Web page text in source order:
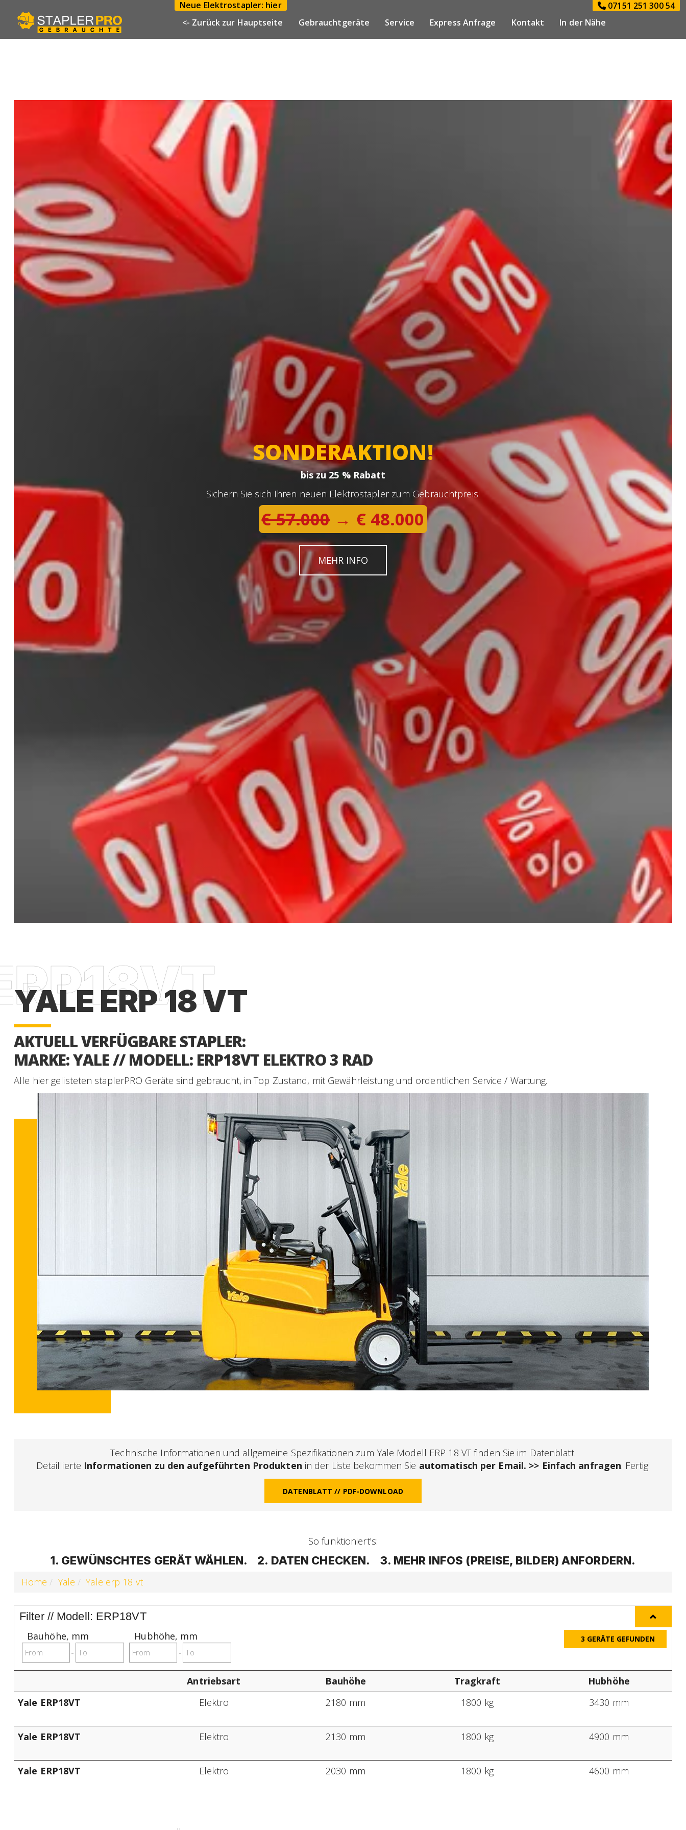
Neue Elektrostapler: hier
07151 251 300 54
<- Zurück zur Hauptseite
Gebrauchtgeräte Service Express Anfrage Kontakt In der Nähe
SONDERAKTION!
bis zu 25 % Rabatt
Sichern Sie sich Ihren neuen Elektrostapler zum Gebrauchtpreis!
€ 57.000→ € 48.000
MEHR INFO
YALE ERP 18 VT
AKTUELL VERFÜGBARE STAPLER:
MARKE: YALE // MODELL: ERP18VT ELEKTRO 3 RAD
Alle hier gelisteten staplerPRO Geräte sind gebraucht, in Top Zustand, mit Gewährleistung und ordentlichen Service / Wartung.
Technische Informationen und allgemeine Spezifikationen zum Yale Modell ERP 18 VT finden Sie im Datenblatt.
Detaillierte Informationen zu den aufgeführten Produkten in der Liste bekommen Sie automatisch per Email. >> Einfach anfragen. Fertig!
DATENBLATT // PDF-DOWNLOAD
So funktioniert's:
1. GEWÜNSCHTES GERÄT WÄHLEN. 2. DATEN CHECKEN. 3. MEHR INFOS (PREISE, BILDER) ANFORDERN.
Home Yale Yale erp 18 vt
Filter // Modell: ERP18VT
Bauhöhe, mm
-
Hubhöhe, mm
-
3 GERÄTE GEFUNDEN
Antriebsart Bauhöhe Tragkraft
Hubhöhe
Yale ERP18VT
Elektro 2180 mm 1800 kg 3430 mm
Yale ERP18VT Elektro 2130 mm 1800 kg 4900 mm
Yale ERP18VT Elektro 2030 mm 1800 kg 4600 mm